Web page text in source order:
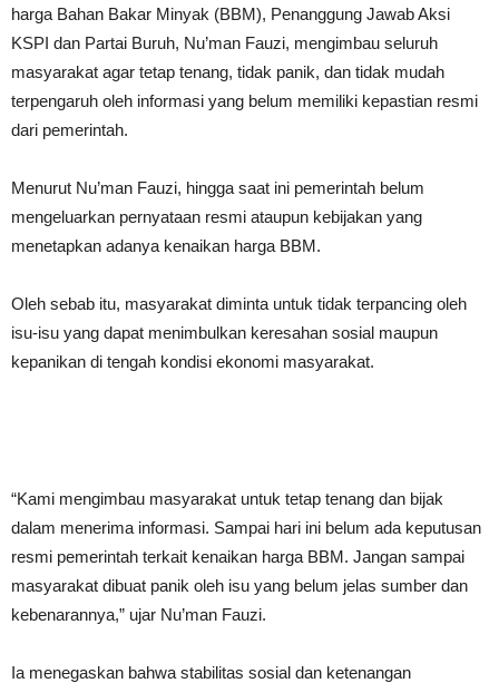
harga Bahan Bakar Minyak (BBM), Penanggung Jawab Aksi
KSPI dan Partai Buruh, Nu’man Fauzi, mengimbau seluruh
masyarakat agar tetap tenang, tidak panik, dan tidak mudah
terpengaruh oleh informasi yang belum memiliki kepastian resmi
dari pemerintah.
Menurut Nu’man Fauzi, hingga saat ini pemerintah belum
mengeluarkan pernyataan resmi ataupun kebijakan yang
menetapkan adanya kenaikan harga BBM.
Oleh sebab itu, masyarakat diminta untuk tidak terpancing oleh
isu-isu yang dapat menimbulkan keresahan sosial maupun
kepanikan di tengah kondisi ekonomi masyarakat.
“Kami mengimbau masyarakat untuk tetap tenang dan bijak
dalam menerima informasi. Sampai hari ini belum ada keputusan
resmi pemerintah terkait kenaikan harga BBM. Jangan sampai
masyarakat dibuat panik oleh isu yang belum jelas sumber dan
kebenarannya,” ujar Nu’man Fauzi.
Ia menegaskan bahwa stabilitas sosial dan ketenangan